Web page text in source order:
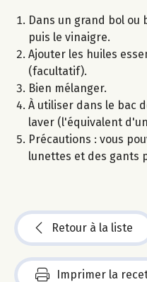
Dans un grand bol ou
puis le vinaigre.
Ajouter les huiles
(facultatif).
Bien mélanger.
À utiliser dans le bac
laver (l'équivalent
Précautions : vous
lunettes et des gants
Retour à la liste
Imprimer la